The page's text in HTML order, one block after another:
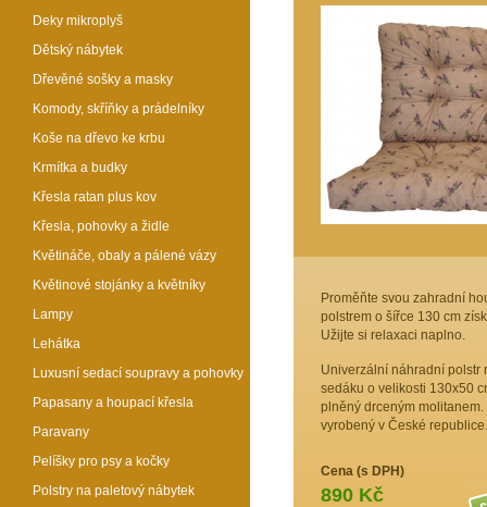
Proměňte svou zahradní
polstrem o šířce 130 cm
Užijte si relaxaci naplno.
Univerzální náhradní polstr
sedáku o velikosti 130x50
plněný drceným
vyrobený v České republice.
Cena (s DPH)
890 Kč
Deky mikroplyš
Dětský nábytek
Dřevěné sošky a masky
Komody, skříňky a prádelníky
Koše na dřevo ke krbu
Krmítka a budky
Křesla ratan plus kov
Křesla, pohovky a židle
Květináče, obaly a pálené vázy
Květinové stojánky a květníky
Lampy
Lehátka
Luxusní sedací soupravy a pohovky
Papasany a houpací křesla
Paravany
Pelíšky pro psy a kočky
Polstry na paletový nábytek